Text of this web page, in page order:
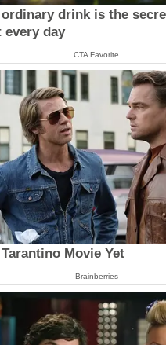
drink is the
every day
CTA Favorite
Movie Yet
Brainberries